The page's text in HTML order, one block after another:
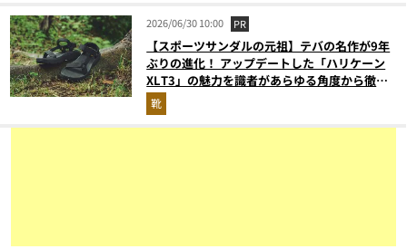
2026/06/30 10:00 PR
【スポーツサンダルの元祖】テバの名作が9年
ぶりの進化！ アップデートした「ハリケーン
XLT3」の魅力を識者があらゆる角度から徹底
解説！
靴